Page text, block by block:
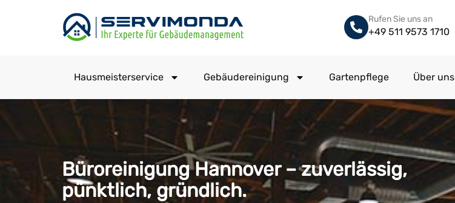
Rufen Sie uns an
+49 511 9573 1710
Hausmeisterservice Gebäudereinigung Gartenpflege Über uns
Büroreinigung Hannover – zuverlässig,
pünktlich, gründlich.